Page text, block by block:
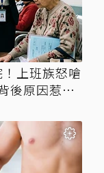
上班族怒嗆
後原因惹鼻